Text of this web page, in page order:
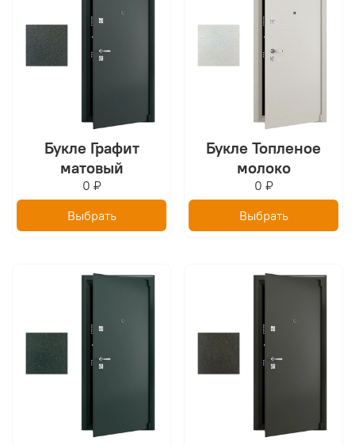
Букле Графит
матовый
0 ₽
Выбрать
Букле Топленое
молоко
0 ₽
Выбрать